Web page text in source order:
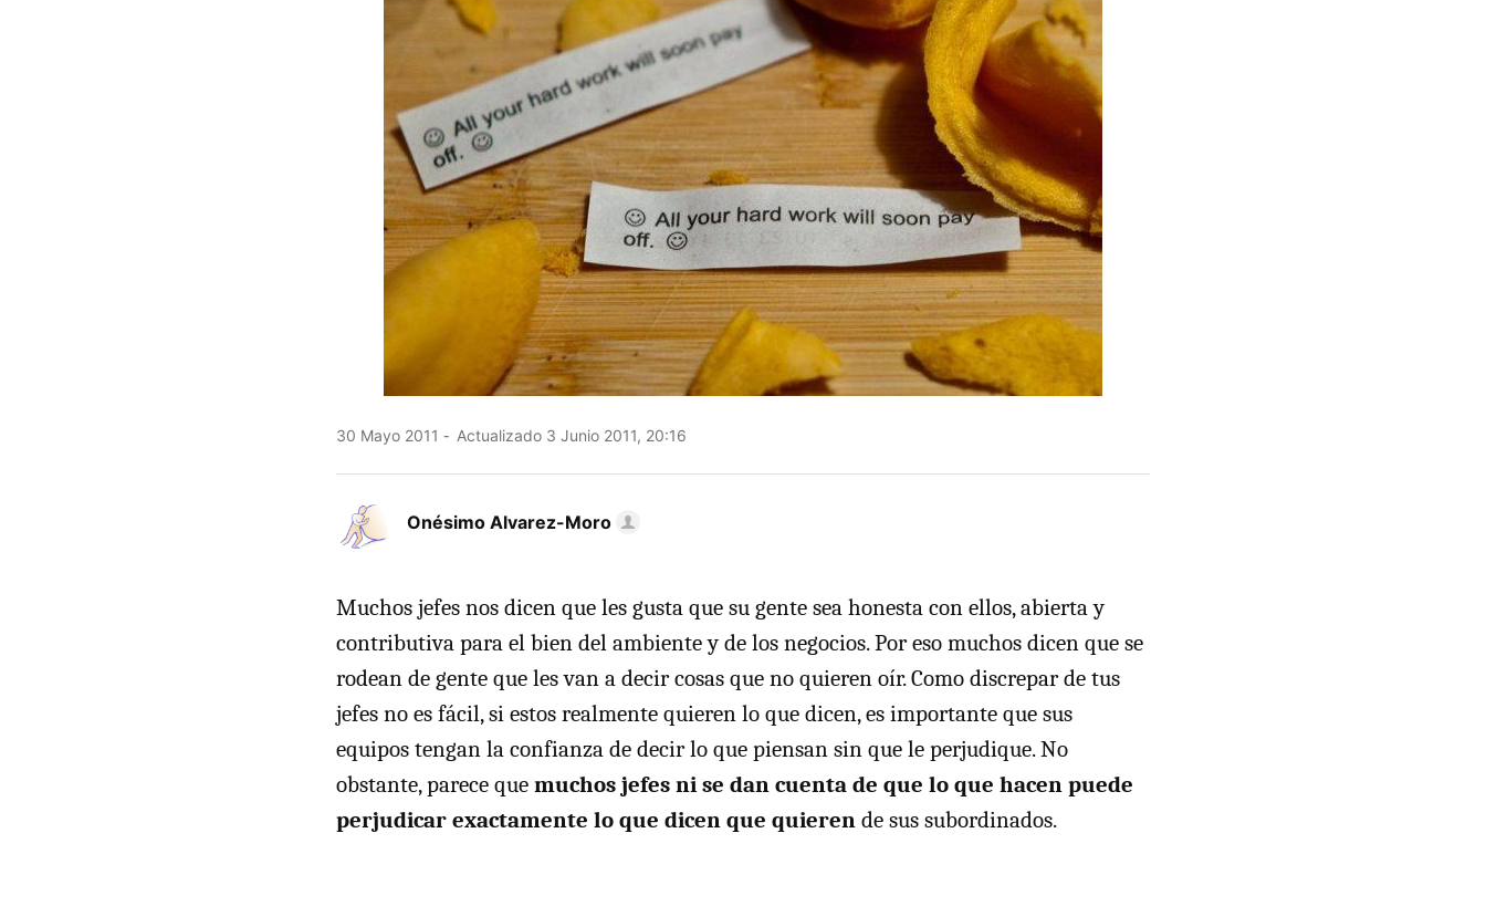
30 Mayo 2011 Actualizado 3 Junio 2011, 20:16
Onésimo Alvarez-Moro
Muchos jefes nos dicen que les gusta que su gente sea honesta con ellos, abierta y
contributiva para el bien del ambiente y de los negocios. Por eso muchos dicen que se
rodean de gente que les van a decir cosas que no quieren oír. Como discrepar de tus
jefes no es fácil, si estos realmente quieren lo que dicen, es importante que sus
equipos tengan la confianza de decir lo que piensan sin que le perjudique. No
obstante, parece que muchos jefes ni se dan cuenta de que lo que hacen puede
perjudicar exactamente lo que dicen que quieren de sus subordinados.